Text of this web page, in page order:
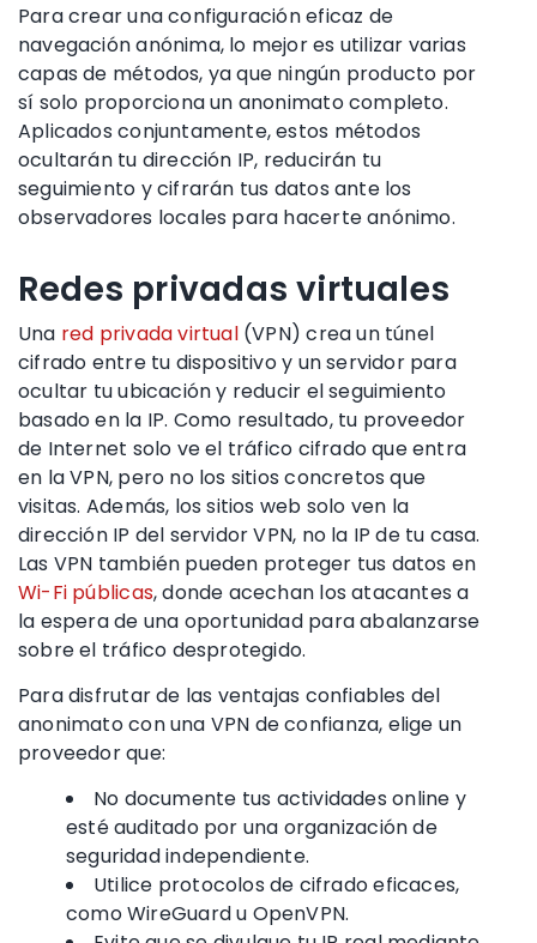
Para crear una configuración eficaz de
navegación anónima, lo mejor es utilizar varias
capas de métodos, ya que ningún producto por
sí solo proporciona un anonimato completo.
Aplicados conjuntamente, estos métodos
ocultarán tu dirección IP, reducirán tu
seguimiento y cifrarán tus datos ante los
observadores locales para hacerte anónimo.
Redes privadas virtuales
Una red privada virtual(VPN) crea un túnel
cifrado entre tu dispositivo y un servidor para
ocultar tu ubicación y reducir el seguimiento
basado en la IP. Como resultado, tu proveedor
de Internet solo ve el tráfico cifrado que entra
en la VPN, pero no los sitios concretos que
visitas. Además, los sitios web solo ven la
dirección IP del servidor VPN, no la IP de tu casa.
Las VPN también pueden proteger tus datos en
Wi-Fi públicas, donde acechan los atacantes a
la espera de una oportunidad para abalanzarse
sobre el tráfico desprotegido.
Para disfrutar de las ventajas confiables del
anonimato con una VPN de confianza, elige un
proveedor que:
No documente tus actividades online y
esté auditado por una organización de
seguridad independiente.
Utilice protocolos de cifrado eficaces,
como WireGuard u OpenVPN.